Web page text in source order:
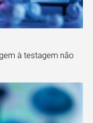
à testagem não